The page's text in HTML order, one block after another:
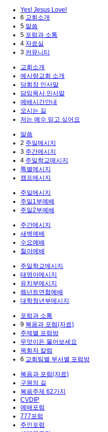
Yes! Jesus Love!
6 교회소개
5 말씀
5 포럼과 소통
4 자료실
3 커뮤니티
교회소개
예사랑교회 소개
당회장 인사말
담임목사 인사말
예배시간안내
오시는 길
저는 예수 믿고 싶어요
말씀
2 주일메시지
3 주간메시지
4 주일학교메시지
특별메시지
캠프메시지
주일메시지
주일1부예배
주일2부예배
주간메시지
새벽예배
수요예배
철야예배
주일학교메시지
태영아메시지
유치부메시지
렘넌트연합예배
대학청년부메시지
포럼과 소통
9 복음과 포럼(자료)
주제별 포럼방
무엇이든 물어보세요
목회자 칼럼
6 교회팀별 부서별 포럼방
복음과 포럼(자료)
구원의 길
복음주제 62가지
CVDIP
예배포럼
777포럼
주인포럼